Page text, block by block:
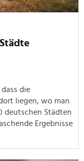
die
liegen, wo man
deutschen Städten
Ergebnisse